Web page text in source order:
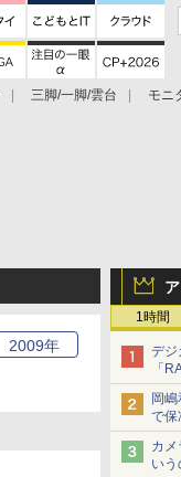
三脚/一脚/雲台 モニ
1時間
デジ
「
カメ
「
岡
で保
カメ
いう
2009年